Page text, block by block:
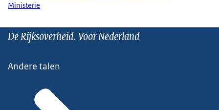
Ministerie
De Rijksoverheid. Voor Nederland
Andere talen